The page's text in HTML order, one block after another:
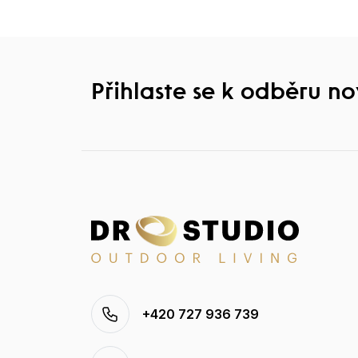
Přihlaste se k odběru
+420 727 936 739